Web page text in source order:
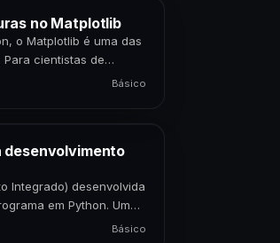
no Matplotlib
o Matplotlib é uma das
cientistas de
Básico
desenvolvimento
Integrado) desenvolvida
em Python. Uma
Básico